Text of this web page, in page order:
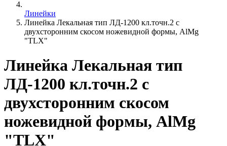
Линейки
Линейка Лекальная тип ЛД-1200 кл.точн.2 с
двухсторонним скосом ножевидной формы, AlMg
"TLX"
Линейка Лекальная тип
ЛД-1200 кл.точн.2 с
двухсторонним скосом
ножевидной формы, AlMg
"TLX"